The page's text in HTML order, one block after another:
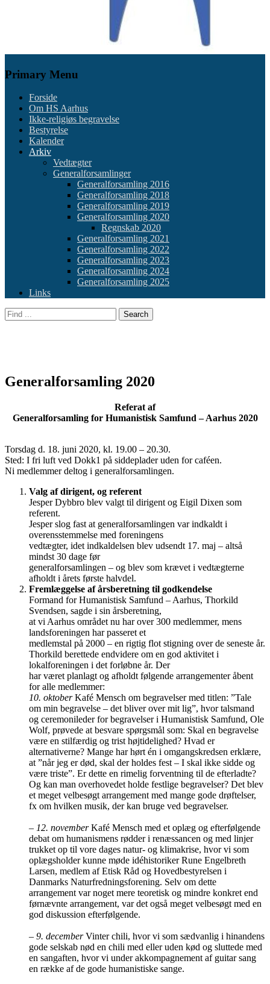
Primary Menu
Forside
Om HS Aarhus
Ikke-religiøs begravelse
Bestyrelse
Kalender
Arkiv
Vedtægter
Generalforsamlinger
Generalforsamling 2016
Generalforsamling 2018
Generalforsamling 2019
Generalforsamling 2020
Regnskab 2020
Generalforsamling 2021
Generalforsamling 2022
Generalforsamling 2023
Generalforsamling 2024
Generalforsamling 2025
Links
Header
Toggle
Facebook
Email
WordPress
YouTube
Cloud
Search
for:
Generalforsamling 2020
Referat af
Generalforsamling for Humanistisk Samfund – Aarhus 2020
Torsdag d. 18. juni 2020, kl. 19.00 – 20.30.
Sted: I fri luft ved Dokk1 på siddeplader uden for caféen.
Ni medlemmer deltog i generalforsamlingen.
Valg af dirigent, og referent
Jesper Dybbro blev valgt til dirigent og Eigil Dixen som
referent.
Jesper slog fast at generalforsamlingen var indkaldt i
overensstemmelse med foreningens
vedtægter, idet indkaldelsen blev udsendt 17. maj – altså
mindst 30 dage før
generalforsamlingen – og blev som krævet i vedtægterne
afholdt i årets første halvdel.
Fremlæggelse af årsberetning til godkendelse
Formand for Humanistisk Samfund – Aarhus, Thorkild
Svendsen, sagde i sin årsberetning,
at vi Aarhus området nu har over 300 medlemmer, mens
landsforeningen har passeret et
medlemstal på 2000 – en rigtig flot stigning over de seneste år.
Thorkild berettede endvidere om en god aktivitet i
lokalforeningen i det forløbne år. Der
har været planlagt og afholdt følgende arrangementer åbent
for alle medlemmer:
10. oktoberKafé Mensch om begravelser med titlen: ”Tale
om min begravelse – det bliver over mit lig”, hvor talsmand
og ceremonileder for begravelser i Humanistisk Samfund, Ole
Wolf, prøvede at besvare spørgsmål som: Skal en begravelse
være en stilfærdig og trist højtidelighed? Hvad er
alternativerne? Mange har hørt én i omgangskredsen erklære,
at ”når jeg er død, skal der holdes fest – I skal ikke sidde og
være triste”. Er dette en rimelig forventning til de efterladte?
Og kan man overhovedet holde festlige begravelser? Det blev
et meget velbesøgt arrangement med mange gode drøftelser,
fx om hvilken musik, der kan bruge ved begravelser.
– 12. novemberKafé Mensch med et oplæg og efterfølgende
debat om humanismens rødder i renæssancen og med linjer
trukket op til vore dages natur- og klimakrise, hvor vi som
oplægsholder kunne møde idéhistoriker Rune Engelbreth
Larsen, medlem af Etisk Råd og Hovedbestyrelsen i
Danmarks Naturfredningsforening. Selv om dette
arrangement var noget mere teoretisk og mindre konkret end
førnævnte arrangement, var det også meget velbesøgt med en
god diskussion efterfølgende.
– 9. decemberVinter chili, hvor vi som sædvanlig i hinandens
gode selskab nød en chili med eller uden kød og sluttede med
en sangaften, hvor vi under akkompagnement af guitar sang
en række af de gode humanistiske sange.